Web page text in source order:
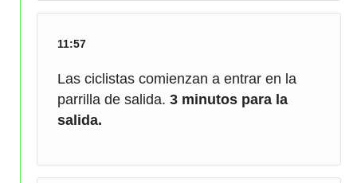
11:57
Las ciclistas comienzan a entrar en la
parrilla de salida. 3 minutos para la
salida.